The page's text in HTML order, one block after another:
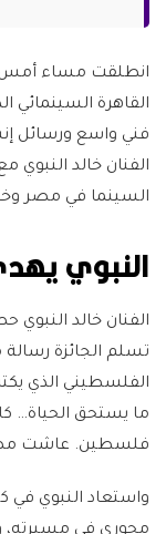
القاهرة السينمائي
فني واسع ورسائل
الفنان خالد
السينما في مصر
النبوي
الفنان خالد النبوي
تسلم الجائزة
الفلسطيني الذي
ما يستحق
فلسطين. عاشت
واستعاد النبوي في